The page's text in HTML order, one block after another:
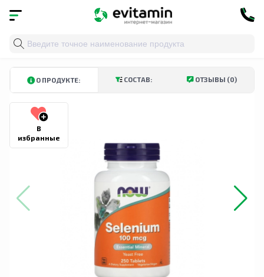
Главная Витамины и минералы
О ПРОДУКТЕ: СОСТАВ: ОТЗЫВЫ (0)
В
избранные